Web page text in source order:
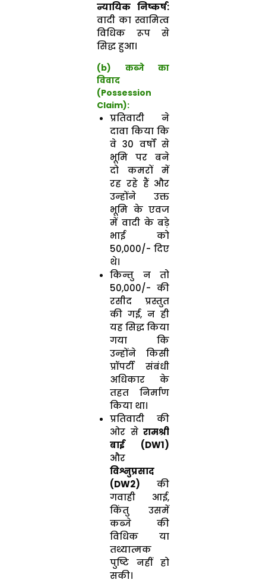
न्यायिक निष्कर्ष:
वादी का स्वामित्व
विधिक रूप से
सिद्ध हुआ।
(b) कब्जे का
विवाद
(Possession
Claim):
प्रतिवादी ने
दावा किया कि
वे 30 वर्षों से
भूमि पर बने
दो कमरों में
रह रहे हैं और
उन्होंने उक्त
भूमि के एवज
में वादी के बड़े
भाई को
₹50,000/- दिए
थे।
किन्तु न तो
₹50,000/- की
रसीद प्रस्तुत
की गई, न ही
यह सिद्ध किया
गया कि
उन्होंने किसी
प्रॉपर्टी संबंधी
अधिकार के
तहत निर्माण
किया था।
प्रतिवादी की
ओर सेरामश्री
बाई (DW1)
और
विश्नुप्रसाद
(DW2) की
गवाही आई,
किंतु उसमें
कब्जे की
विधिक या
तथ्यात्मक
पुष्टि नहीं हो
सकी।